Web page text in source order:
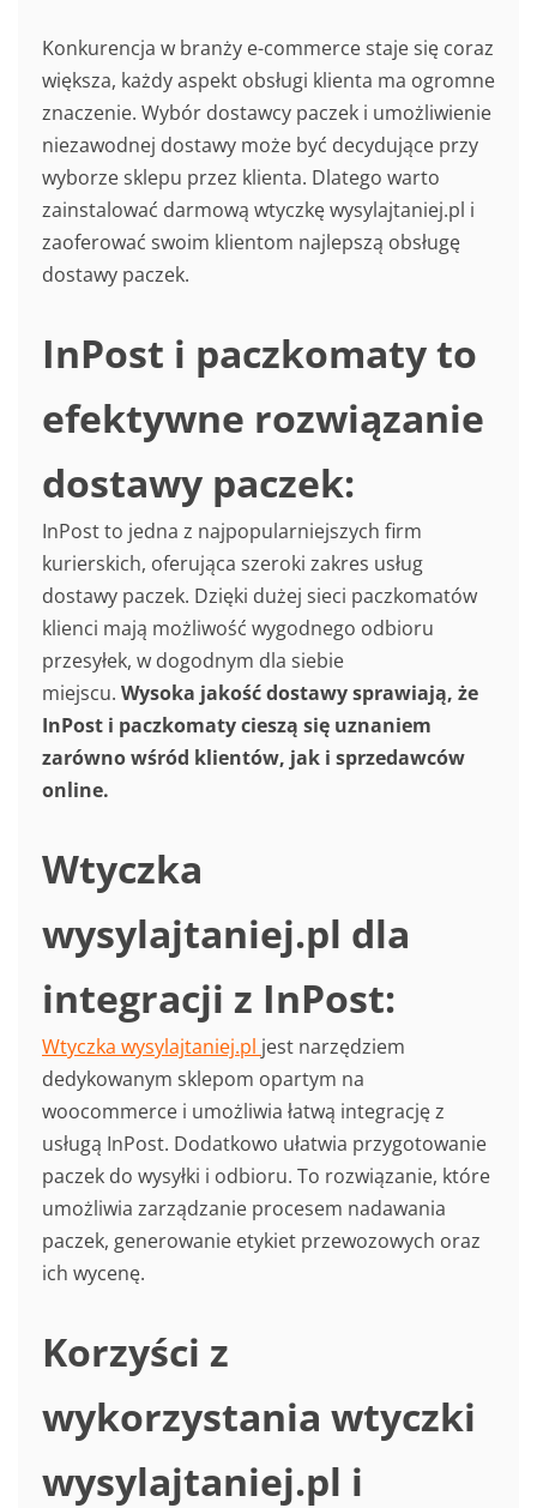
Konkurencja w branży e-commerce staje się coraz
większa, każdy aspekt obsługi klienta ma ogromne
znaczenie. Wybór dostawcy paczek i umożliwienie
niezawodnej dostawy może być decydujące przy
wyborze sklepu przez klienta. Dlatego warto
zainstalować darmową wtyczkę wysylajtaniej.pl i
zaoferować swoim klientom najlepszą obsługę
dostawy paczek.
InPost i paczkomaty to
efektywne rozwiązanie
dostawy paczek:
InPost to jedna z najpopularniejszych firm
kurierskich, oferująca szeroki zakres usług
dostawy paczek. Dzięki dużej sieci paczkomatów
klienci mają możliwość wygodnego odbioru
przesyłek, w dogodnym dla siebie
miejscu. Wysoka jakość dostawy sprawiają, że
InPost i paczkomaty cieszą się uznaniem
zarówno wśród klientów, jak i sprzedawców
online.
Wtyczka
wysylajtaniej.pl dla
integracji z InPost:
Wtyczka wysylajtaniej.pl jest narzędziem
dedykowanym sklepom opartym na
woocommerce i umożliwia łatwą integrację z
usługą InPost. Dodatkowo ułatwia przygotowanie
paczek do wysyłki i odbioru. To rozwiązanie, które
umożliwia zarządzanie procesem nadawania
paczek, generowanie etykiet przewozowych oraz
ich wycenę.
Korzyści z
wykorzystania wtyczki
wysylajtaniej.pl i